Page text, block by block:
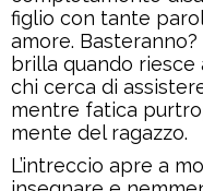
figlio con tante
amore. Basteranno?
brilla quando riesce
chi cerca di
mentre fatica
mente del ragazzo.
L’intreccio apre a